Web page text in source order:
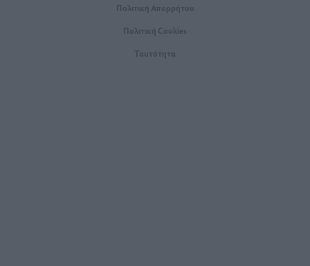
Πολιτική Απορρήτου
Πολιτική Cookies
Ταυτότητα